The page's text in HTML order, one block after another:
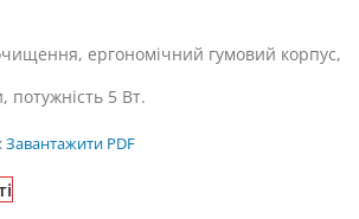
ергономічний гумовий корпус,
потужність 5 Вт.
Завантажити PDF